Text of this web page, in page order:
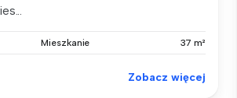
Mieszkanie 37 m²
Zobacz więcej